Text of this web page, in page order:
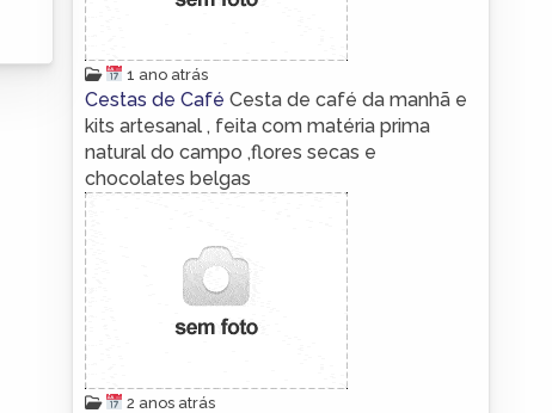
1 ano atrás
Cestas de Café Cesta de café da manhã e
kits artesanal , feita com matéria prima
natural do campo ,flores secas e
chocolates belgas
2 anos atrás